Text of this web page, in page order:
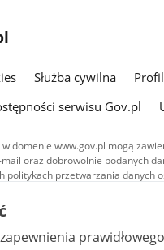
Służba cywilna
serwisu Gov.pl
domenie www.gov.pl mogą
oraz dobrowolnie podanych
politykach przetwarzania danych
tekstowe publikowane w
na licencji typu
4.0 (CC BY-SA 4.0).
udostępniane na licencji typu